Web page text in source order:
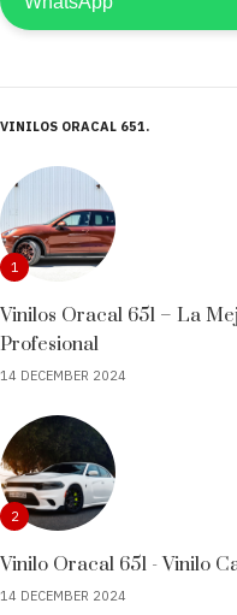
VINILOS ORACAL 651
1
Vinilos Oracal 651 – La
Profesional
14 DECEMBER 2024
2
Vinilo Oracal 651 - Vinilo
14 DECEMBER 2024